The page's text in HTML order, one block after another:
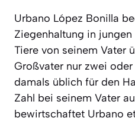
Urbano López Bonilla
Ziegenhaltung in
Tiere von seinem Vater
Großvater nur zwei
damals üblich für den
Zahl bei seinem Vater
bewirtschaftet Urbano